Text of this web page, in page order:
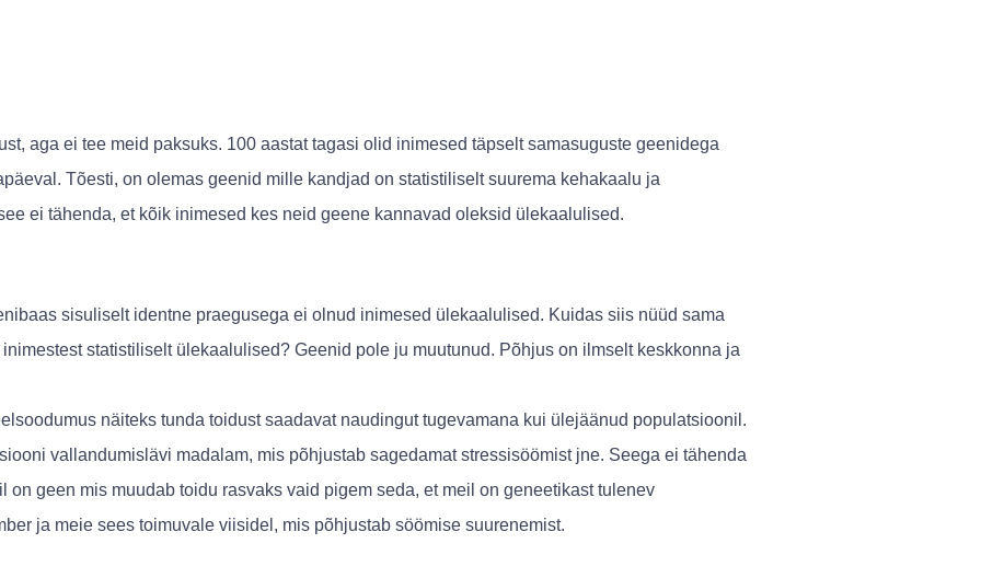
aga ei tee meid paksuks. 100 aastat tagasi olid inimesed täpselt samasuguste geenidega
Tõesti, on olemas geenid mille kandjad on statistiliselt suurema kehakaalu ja
ei tähenda, et kõik inimesed kes neid geene kannavad oleksid ülekaalulised.
sisuliselt identne praegusega ei olnud inimesed ülekaalulised. Kuidas siis nüüd sama
statistiliselt ülekaalulised? Geenid pole ju muutunud. Põhjus on ilmselt keskkonna ja
näiteks tunda toidust saadavat naudingut tugevamana kui ülejäänud populatsioonil.
vallandumislävi madalam, mis põhjustab sagedamat stressisöömist jne. Seega ei tähenda
on geen mis muudab toidu rasvaks vaid pigem seda, et meil on geneetikast tulenev
ja meie sees toimuvale viisidel, mis põhjustab söömise suurenemist.